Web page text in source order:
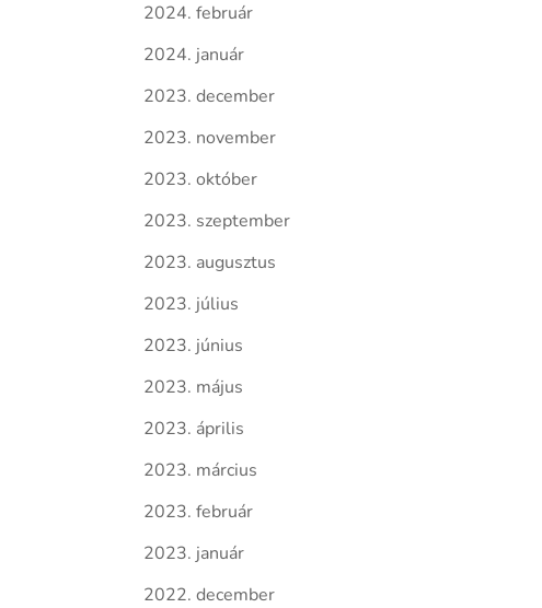
2024. február
2024. január
2023. december
2023. november
2023. október
2023. szeptember
2023. augusztus
2023. július
2023. június
2023. május
2023. április
2023. március
2023. február
2023. január
2022. december